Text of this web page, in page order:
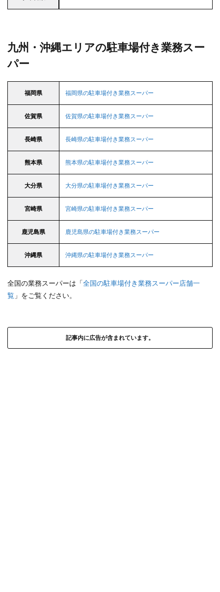
九州・沖縄エリアの駐車場付き業務スー
パー
福岡県 福岡県の駐車場付き業務スーパー
佐賀県 佐賀県の駐車場付き業務スーパー
長崎県 長崎県の駐車場付き業務スーパー
熊本県 熊本県の駐車場付き業務スーパー
大分県 大分県の駐車場付き業務スーパー
宮崎県 宮崎県の駐車場付き業務スーパー
鹿児島県 鹿児島県の駐車場付き業務スーパー
沖縄県 沖縄県の駐車場付き業務スーパー
全国の業務スーパーは「全国の駐車場付き業務スーパー店舗一
覧 」をご覧ください。
記事内に広告が含まれています。